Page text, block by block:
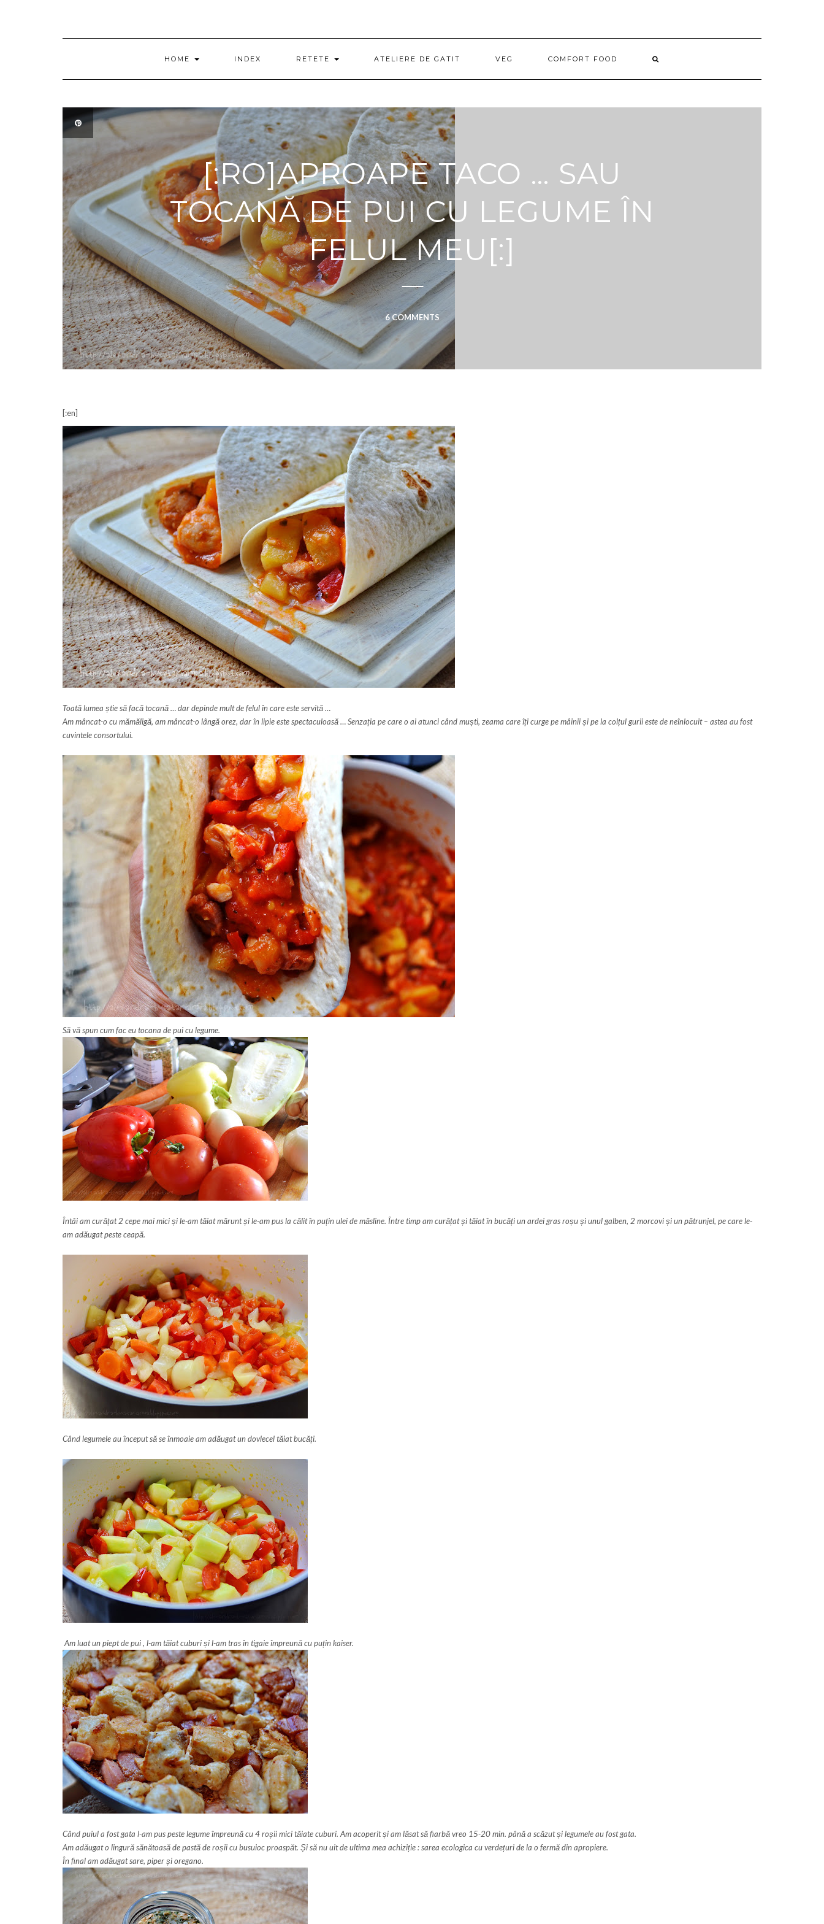
HOME INDEX RETETE ATELIERE DE GATIT VEG COMFORT FOOD
[:RO]APROAPE TACO … SAU
TOCANĂ DE PUI CU LEGUME ÎN
FELUL MEU[:]
6 COMMENTS
[:en]
Toată lumea știe să facă tocană … dar depinde mult de felul în care este servită …
Am mâncat-o cu mămăligă, am mâncat-o lângă orez, dar în lipie este spectaculoasă … Senzația pe care o ai atunci când muști, zeama care îți curge pe mâinii și pe la colțul gurii este de neînlocuit – astea au fost
cuvintele consortului.
Să vă spun cum fac eu tocana de pui cu legume.
Întâi am curățat 2 cepe mai mici și le-am tăiat mărunt și le-am pus la călit în puțin ulei de măsline. Între timp am curățat și tăiat în bucăți un ardei gras roșu și unul galben, 2 morcovi și un pătrunjel, pe care le-
am adăugat peste ceapă.
Când legumele au început să se înmoaie am adăugat un dovlecel tăiat bucăți.
Am luat un piept de pui , l-am tăiat cuburi și l-am tras în tigaie împreună cu puțin kaiser.
Când puiul a fost gata l-am pus peste legume împreună cu 4 roșii mici tăiate cuburi. Am acoperit și am lăsat să fiarbă vreo 15-20 min. până a scăzut și legumele au fost gata.
Am adăugat o lingură sănătoasă de pastă de roșii cu busuioc proaspăt. Și să nu uit de ultima mea achiziție : sarea ecologica cu verdețuri de la o fermă din apropiere.
În final am adăugat sare, piper și oregano.